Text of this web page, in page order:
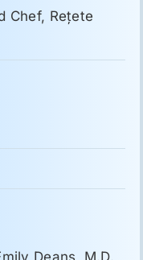
Chef, Reţete